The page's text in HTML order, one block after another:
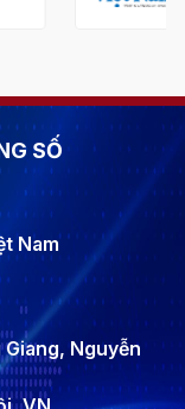
SỐ
Nam
Nguyễn